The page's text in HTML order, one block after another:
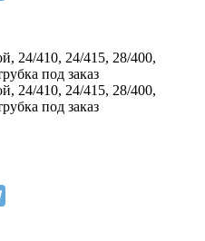
24/410, 24/415, 28/400,
под заказ
24/410, 24/415, 28/400,
под заказ